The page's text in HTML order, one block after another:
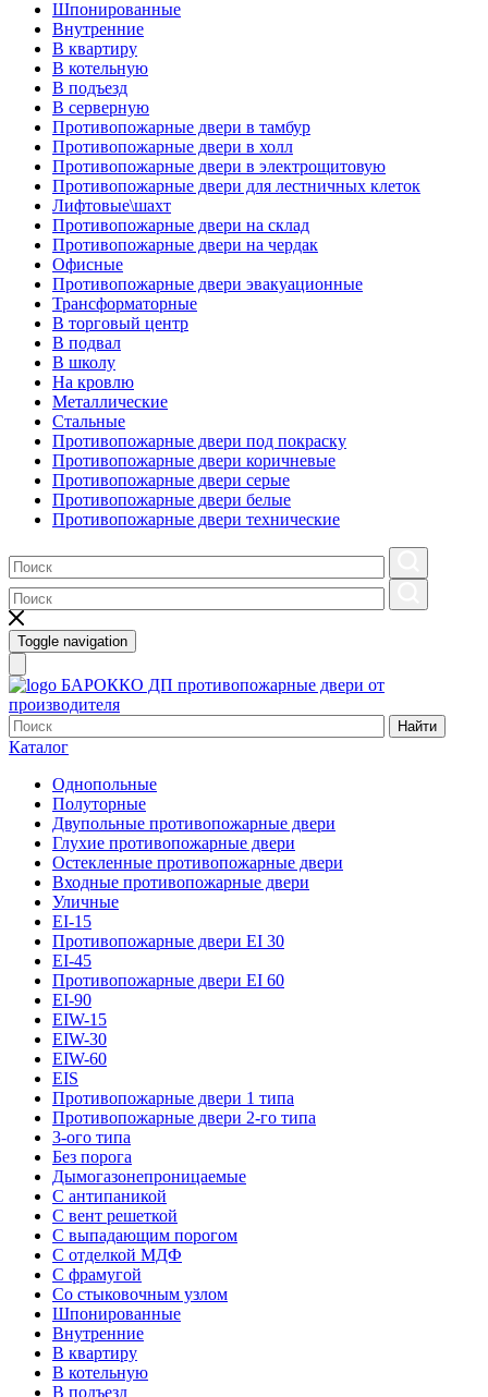
Шпонированные
Внутренние
В квартиру
В котельную
В подъезд
В серверную
Противопожарные двери в тамбур
Противопожарные двери в холл
Противопожарные двери в электрощитовую
Противопожарные двери для лестничных клеток
Лифтовые\шахт
Противопожарные двери на склад
Противопожарные двери на чердак
Офисные
Противопожарные двери эвакуационные
Трансформаторные
В торговый центр
В подвал
В школу
На кровлю
Металлические
Стальные
Противопожарные двери под покраску
Противопожарные двери коричневые
Противопожарные двери серые
Противопожарные двери белые
Противопожарные двери технические
Toggle navigation
БАРОККО ДП противопожарные двери от
производителя
Найти
Каталог
Однопольные
Полуторные
Двупольные противопожарные двери
Глухие противопожарные двери
Остекленные противопожарные двери
Входные противопожарные двери
Уличные
EI-15
Противопожарные двери EI 30
EI-45
Противопожарные двери EI 60
EI-90
EIW-15
EIW-30
EIW-60
EIS
Противопожарные двери 1 типа
Противопожарные двери 2-го типа
3-ого типа
Без порога
Дымогазонепроницаемые
С антипаникой
С вент решеткой
С выпадающим порогом
С отделкой МДФ
С фрамугой
Со стыковочным узлом
Шпонированные
Внутренние
В квартиру
В котельную
В подъезд